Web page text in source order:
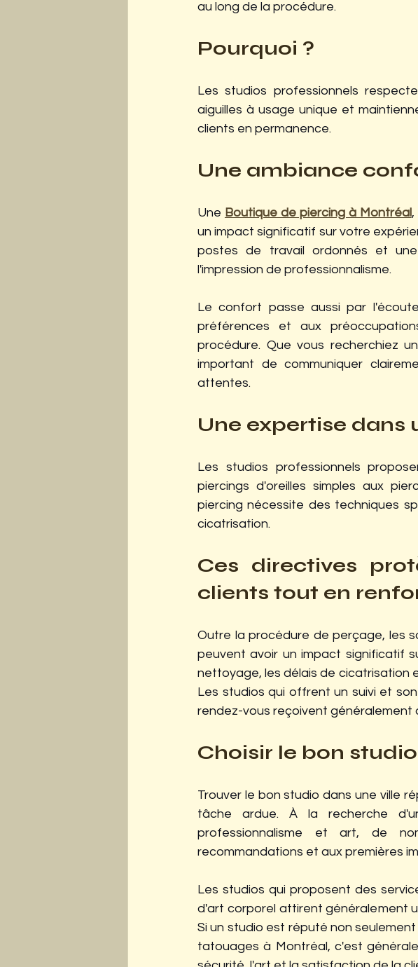
au long de la procédure.
Pourquoi ?
Les studios professionnels
aiguilles à usage unique et
clients en permanence.
Une ambiance
Une Boutique de piercing à Montréal,
un impact significatif sur votre
postes de travail ordonnés et
l'impression de professionnalisme.
Le confort passe aussi par
préférences et aux
procédure. Que vous recherchiez
important de communiquer
attentes.
Une expertise dans
Les studios professionnels
piercings d'oreilles simples aux
piercing nécessite des techniques
cicatrisation.
Ces directives
clients tout en
Outre la procédure de perçage, les
peuvent avoir un impact significatif
nettoyage, les délais de cicatrisation
Les studios qui offrent un suivi et
rendez-vous reçoivent généralement
Choisir le bon
Trouver le bon studio dans une ville
tâche ardue. À la recherche
professionnalisme et art, de
recommandations et aux premières
Les studios qui proposent des
d'art corporel attirent généralement
Si un studio est réputé non
tatouages ​​à Montréal, c'est